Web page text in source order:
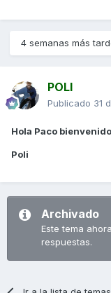
4 semanas más
POLI
Publicado 31
Hola Paco
Poli
Archivado
Este tema
respuestas.